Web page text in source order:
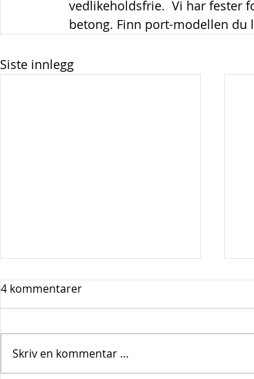
vedlikeholdsfrie.  Vi har fester
betong. Finn port-modellen du
Siste innlegg
4 kommentarer
Skriv en kommentar …